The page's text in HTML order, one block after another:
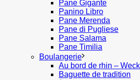
Pane Gigante
Panino Libro
Pane Merenda
Pane di Pugliese
Pane Salama
Pane Timilia
Boulangerie
Au bord de rhin –
Baguette de tradition